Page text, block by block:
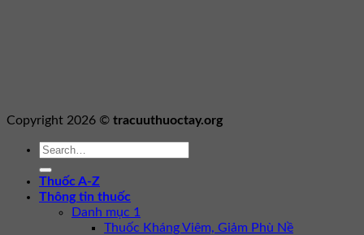
Copyright 2026 © tracuuthuoctay.org
Thuốc A-Z
Thông tin thuốc
Danh mục 1
Thuốc Kháng Viêm, Giảm Phù Nề